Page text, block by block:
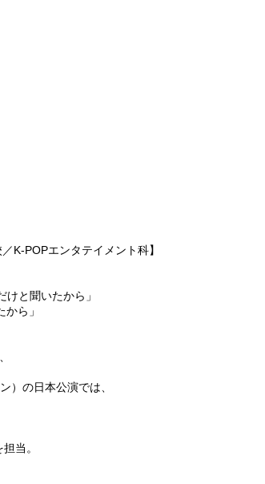
／K-POPエンタテイメント科】
と聞いたから」
ら」
）の日本公演では、
当。